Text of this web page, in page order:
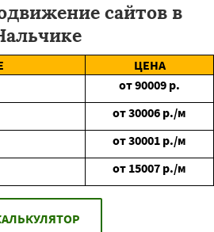
сайтов в
ЦЕНА
от90009 р.
от30006 р./м
от30001 р./м
от 15007 р./м